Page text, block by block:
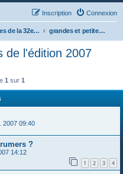
Connexion
Inscription
Les archives de la 32e America's Cup grandes et petites histoires de l'édition 2007
de l'édition 2007
1 sur 1
2007 09:40
?
14:12
1 2 3 4